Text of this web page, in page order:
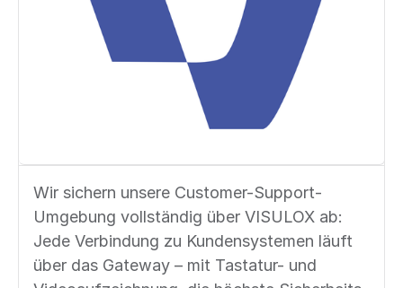
Wir sichern unsere Customer-Support-
Umgebung vollständig über VISULOX ab:
Jede Verbindung zu Kundensystemen läuft
über das Gateway – mit Tastatur- und